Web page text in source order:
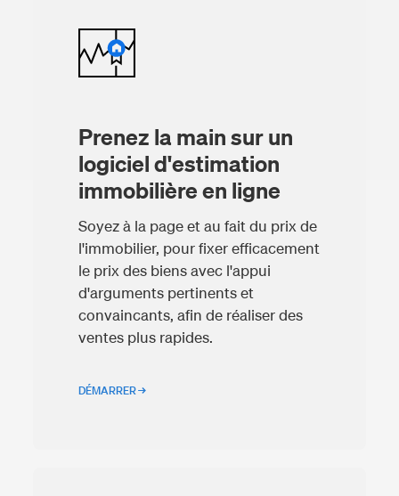
Prenez la main sur un
logiciel d'estimation
immobilière en ligne
Soyez à la page et au fait du prix de
l'immobilier, pour fixer efficacement
le prix des biens avec l'appui
d'arguments pertinents et
convaincants, afin de réaliser des
ventes plus rapides.
DÉMARRER →